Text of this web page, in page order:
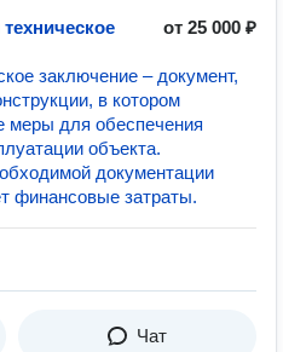
от 25 000 ₽
заключение – документ,
в котором
меры для обеспечения
объекта.
документации
финансовые затраты.
Чат